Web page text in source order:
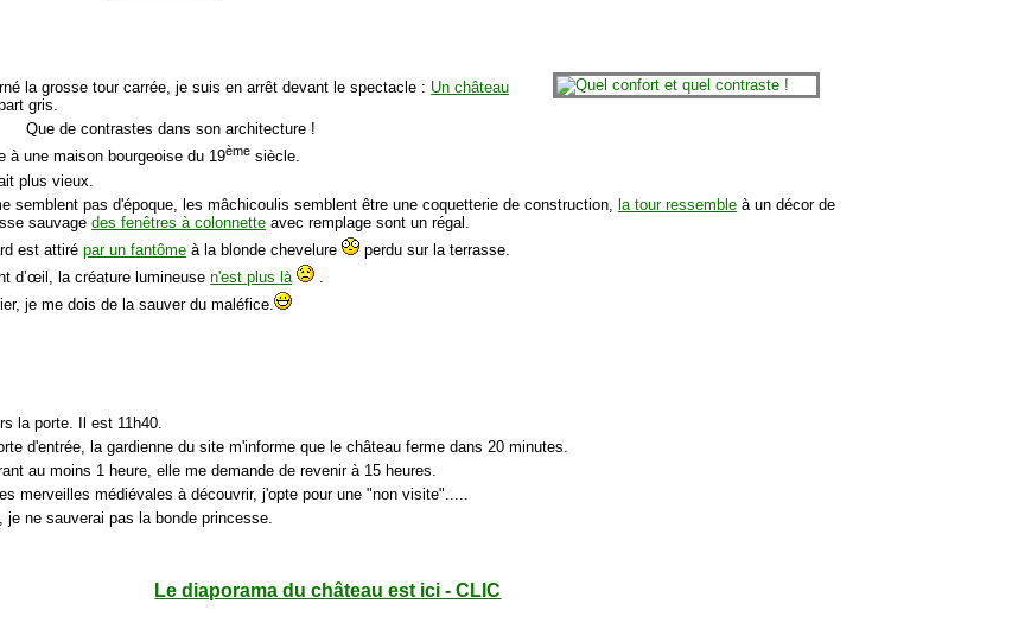
la grosse tour carrée, je suis en arrêt devant le spectacle : Un château
gris.
Que de contrastes dans son architecture !
à une maison bourgeoise du 19ème siècle.
plus vieux.
semblent pas d'époque, les mâchicoulis semblent être une coquetterie de construction,
la tour ressemble à un décor de
sauvagedes fenêtres à colonnette avec remplage sont un régal.
est attirépar un fantôme à la blonde chevelure
perdu sur la terrasse.
d’œil, la créature lumineusen'est plus là
je me dois de la sauver du maléfice.
la porte. Il est 11h40.
d'entrée, la gardienne du site m'informe que le château ferme dans 20 minutes.
au moins 1 heure, elle me demande de revenir à 15 heures.
merveilles médiévales à découvrir, j'opte pour une "non visite".....
je ne sauverai pas la bonde princesse.
Le diaporama du château est ici - CLIC